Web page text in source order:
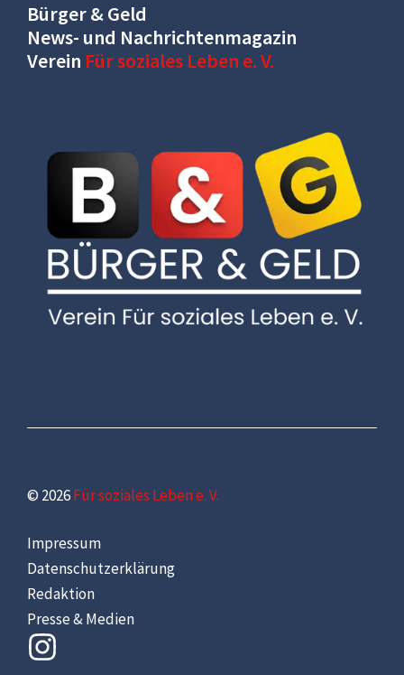
Bürger & Geld
News- und Nachrichtenmagazin
Verein Für soziales Leben e. V.
© 2026Für soziales Leben e. V.
Impressum
Datenschutzerklärung
Redaktion
Presse & Medien